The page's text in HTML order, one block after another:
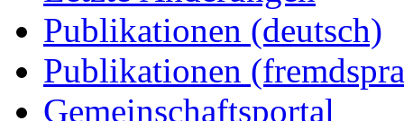
Publikationen (deutsch)
Publikationen
Gemeinschaftsportal